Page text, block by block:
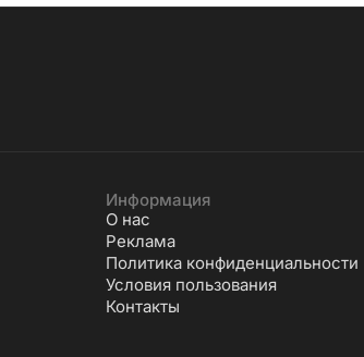
Информация
О нас
Реклама
Политика конфиденциальности
Условия пользования
Контакты